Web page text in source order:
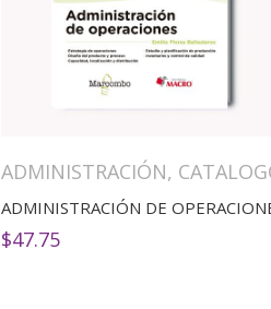
ADMINISTRACIÓN,
ADMINISTRACIÓN DE
$47.75